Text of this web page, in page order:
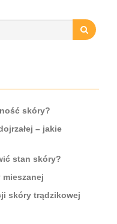
skóry?
– jakie
stan skóry?
skóry trądzikowej